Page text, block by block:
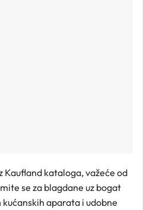
kataloga, važeće od
se za blagdane uz bogat
aparata i udobne